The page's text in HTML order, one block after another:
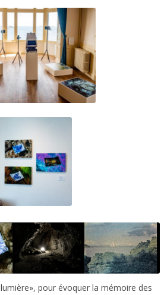
pour évoquer la mémoire des